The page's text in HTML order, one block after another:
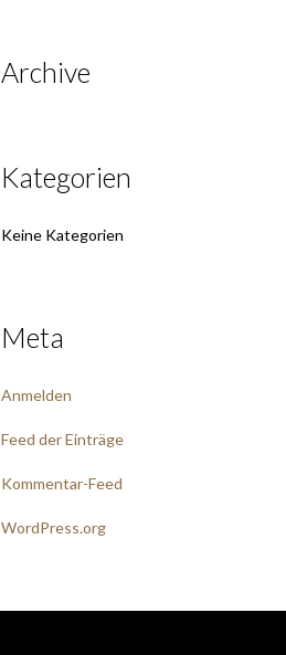
Archive
Kategorien
Keine Kategorien
Meta
Anmelden
Feed der Einträge
Kommentar-Feed
WordPress.org